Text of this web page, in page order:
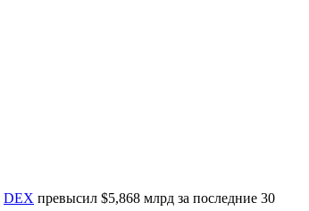
DEX превысил $5,868 млрд за последние 30